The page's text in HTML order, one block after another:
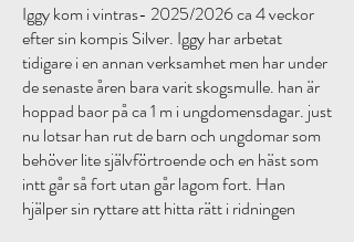
Iggy kom i vintras- 2025/2026 ca 4 veckor
efter sin kompis Silver. Iggy har arbetat
tidigare i en annan verksamhet men har under
de senaste åren bara varit skogsmulle. han är
hoppad baor på ca 1 m i ungdomensdagar. just
nu lotsar han rut de barn och ungdomar som
behöver lite självförtroende och en häst som
intt går så fort utan går lagom fort. Han
hjälper sin ryttare att hitta rätt i ridningen